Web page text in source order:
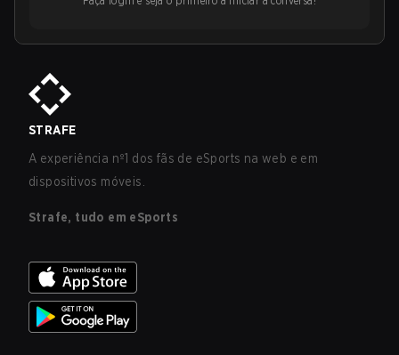
STRAFE
A experiência nº1 dos fãs de eSports na web e em
dispositivos móveis.
Strafe, tudo em eSports